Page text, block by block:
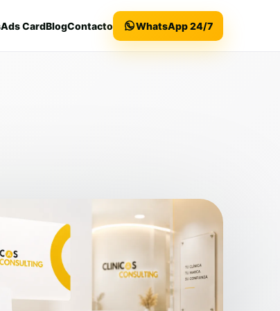
Ads CardBlogContacto WhatsApp 24/7